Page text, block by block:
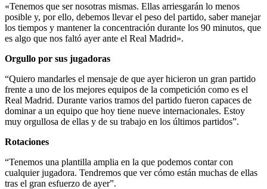
«Tenemos que ser nosotras mismas. Ellas arriesgarán lo menos
posible y, por ello, debemos llevar el peso del partido, saber manejar
los tiempos y mantener la concentración durante los 90 minutos, que
es algo que nos faltó ayer ante el Real Madrid».
Orgullo por sus jugadoras
“Quiero mandarles el mensaje de que ayer hicieron un gran partido
frente a uno de los mejores equipos de la competición como es el
Real Madrid. Durante varios tramos del partido fueron capaces de
dominar a un equipo que hoy tiene nueve internacionales. Estoy
muy orgullosa de ellas y de su trabajo en los últimos partidos”.
Rotaciones
“Tenemos una plantilla amplia en la que podemos contar con
cualquier jugadora. Tendremos que ver cómo están muchas de ellas
tras el gran esfuerzo de ayer”.